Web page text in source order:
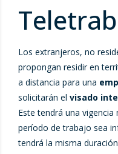
Los extranjeros, no
propongan residir en
a distancia para una
solicitarán el visado
Este tendrá una
período de trabajo sea
tendrá la misma